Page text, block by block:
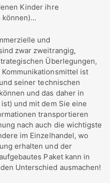
Kinder ihre
und
zwar zweitrangig,
Überlegungen,
ist
seiner technischen
und das daher in
und mit dem Sie eine
transportieren
nach auch die wichtigste
im Einzelhandel, wo
erhalten und der
Paket kann in
Unterschied ausmachen!